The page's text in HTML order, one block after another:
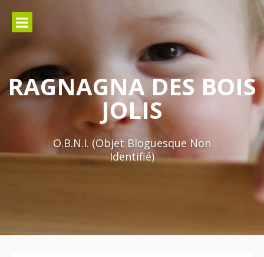
contenu
RAGNAGNA DES BOIS
JOLIS
O.B.N.I. (Objet Bloguesque Non
Identifié)